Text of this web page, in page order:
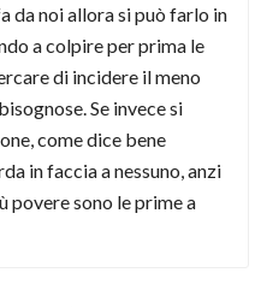
da noi allora si può farlo in
a colpire per prima le
di incidere il meno
Se invece si
come dice bene
in faccia a nessuno, anzi
povere sono le prime a